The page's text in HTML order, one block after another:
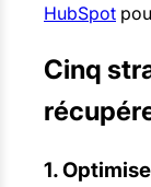
HubSpot
Cinq
1.